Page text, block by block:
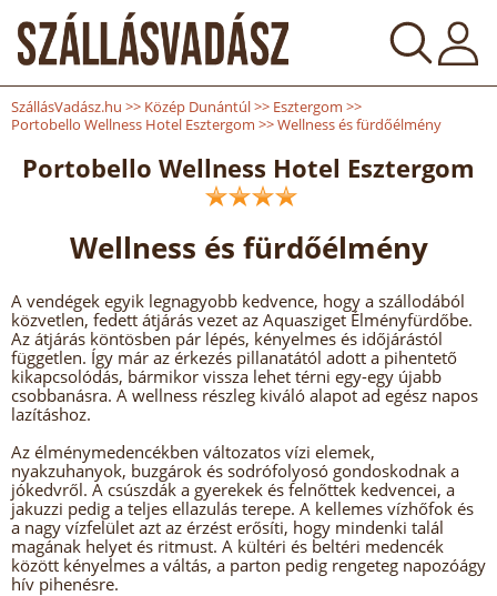
SzállásVadász.hu >> Közép Dunántúl>> Esztergom >>
Portobello Wellness Hotel Esztergom >>Wellness és fürdőélmény
Portobello Wellness Hotel Esztergom
Wellness és fürdőélmény
A vendégek egyik legnagyobb kedvence, hogy a szállodából
közvetlen, fedett átjárás vezet az Aquasziget Élményfürdőbe.
Az átjárás köntösben pár lépés, kényelmes és időjárástól
független. Így már az érkezés pillanatától adott a pihentető
kikapcsolódás, bármikor vissza lehet térni egy-egy újabb
csobbanásra. A wellness részleg kiváló alapot ad egész napos
lazításhoz.
Az élménymedencékben változatos vízi elemek,
nyakzuhanyok, buzgárok és sodrófolyosó gondoskodnak a
jókedvről. A csúszdák a gyerekek és felnőttek kedvencei, a
jakuzzi pedig a teljes ellazulás terepe. A kellemes vízhőfok és
a nagy vízfelület azt az érzést erősíti, hogy mindenki talál
magának helyet és ritmust. A kültéri és beltéri medencék
között kényelmes a váltás, a parton pedig rengeteg napozóágy
hív pihenésre.